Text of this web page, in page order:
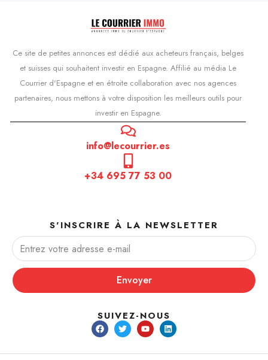
Ce site de petites annonces est dédié aux acheteurs français, belges
et suisses qui souhaitent investir en Espagne. Affilié au média Le
Courrier d'Espagne et en étroite collaboration avec nos agences
partenaires, nous mettons à votre disposition les meilleurs outils pour
investir en Espagne.
info@lecourrier.es
+34 695 77 53 00
S'INSCRIRE À LA NEWSLETTER
Envoyer
SUIVEZ-NOUS